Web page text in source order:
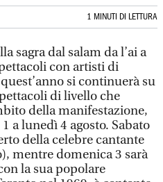
1 MINUTI DI LETTURA
sagra dal salam da l’ai a
con artisti di
si continuerà su
di livello che
della manifestazione,
a lunedì 4 agosto. Sabato
della celebre cantante
mentre domenica 3 sarà
la sua popolare